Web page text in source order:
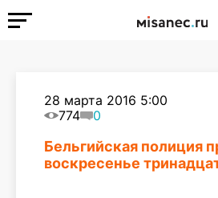
28 марта 2016 5:00
774
0
Бельгийская полиция
воскресенье